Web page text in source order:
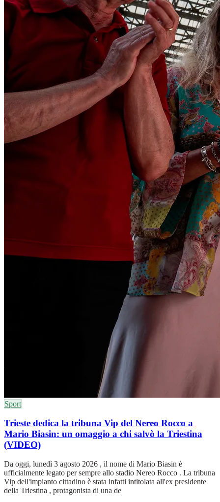
Sport
Trieste dedica la tribuna Vip del Nereo Rocco a
Mario Biasin: un omaggio a chi salvò la Triestina
(VIDEO)
Da oggi, lunedì 3 agosto 2026 , il nome di Mario Biasin è
ufficialmente legato per sempre allo stadio Nereo Rocco . La tribuna
Vip dell'impianto cittadino è stata infatti intitolata all'ex presidente
della Triestina , protagonista di una de